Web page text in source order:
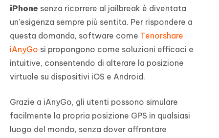
iPhone senza ricorrere al jailbreak è diventata
un'esigenza sempre più sentita. Per rispondere a
questa domanda, software come Tenorshare
iAnyGo si propongono come soluzioni efficaci e
intuitive, consentendo di alterare la posizione
virtuale su dispositivi iOS e Android.
Grazie a iAnyGo, gli utenti possono simulare
facilmente la propria posizione GPS in qualsiasi
luogo del mondo, senza dover affrontare